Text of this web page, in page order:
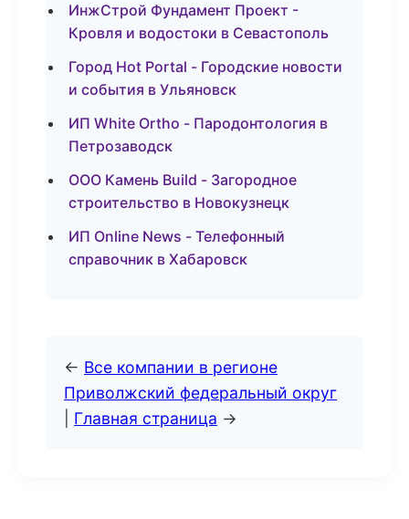
ИнжСтрой Фундамент Проект -
Кровля и водостоки в Севастополь
Город Hot Portal - Городские новости
и события в Ульяновск
ИП White Ortho - Пародонтология в
Петрозаводск
ООО Камень Build - Загородное
строительство в Новокузнецк
ИП Online News - Телефонный
справочник в Хабаровск
← Все компании в регионе
Приволжский федеральный округ
Главная страница →